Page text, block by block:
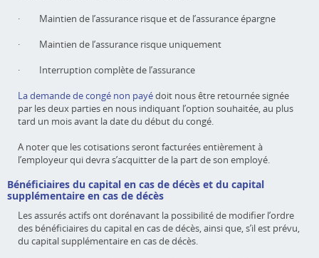
· Maintien de l’assurance risque et de l’assurance épargne
· Maintien de l’assurance risque uniquement
· Interruption complète de l’assurance
La demande de congé non payédoit nous être retournée signée
par les deux parties en nous indiquant l’option souhaitée, au plus
tard un mois avant la date du début du congé.
A noter que les cotisations seront facturées entièrement à
l’employeur qui devra s’acquitter de la part de son employé.
Bénéficiaires du capital en cas de décès et du capital
supplémentaire en cas de décès
Les assurés actifs ont dorénavant la possibilité de modifier l’ordre
des bénéficiaires du capital en cas de décès, ainsi que, s’il est prévu,
du capital supplémentaire en cas de décès.